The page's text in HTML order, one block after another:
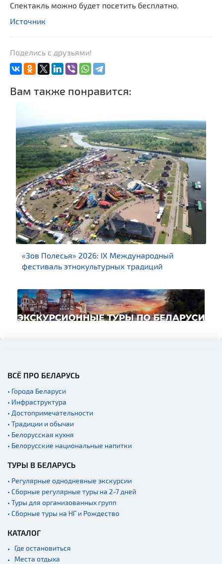
Спектакль можно будет посетить бесплатно.
Источник
Поделись с друзьями!
Вам также понравится:
2026: IX Международный
этнокультурных традиций
Новые
ВСЁ ПРО БЕЛАРУСЬ
• Города Беларуси
• Инфраструктура
• Достопримечательности
• Традиции и обычаи
• Белорусская кухня
• Белорусские национальные напитки
ТУРЫ В БЕЛАРУСЬ
• Регулярные однодневные экскурсии
• Сборные регулярные туры на 2-7 дней
• Туры для организованных групп
• Сборные туры на НГ и Рождество
КАТАЛОГ
Где остановиться
Места отдыха